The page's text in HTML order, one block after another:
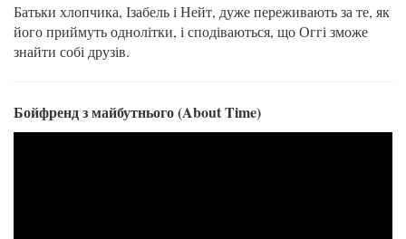
Батьки хлопчика, Ізабель і Нейт, дуже переживають за те, як
його приймуть однолітки, і сподіваються, що Оггі зможе
знайти собі друзів.
Бойфренд з майбутнього (About Time)